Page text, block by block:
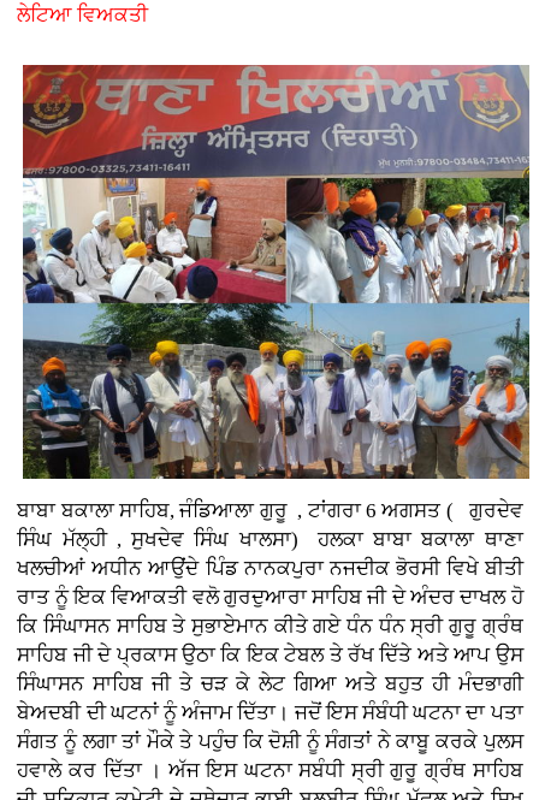
ਲੇਟਿਆ ਵਿਅਕਤੀ
ਬਾਬਾ ਬਕਾਲਾ ਸਾਹਿਬ, ਜੰਡਿਆਲਾ ਗੁਰੂ , ਟਾਂਗਰਾ 6 ਅਗਸਤ ( ਗੁਰਦੇਵ
ਸਿੰਘ ਮੱਲ੍ਹੀ , ਸੁਖਦੇਵ ਸਿੰਘ ਖਾਲਸਾ)
ਹਲਕਾ ਬਾਬਾ ਬਕਾਲਾ ਥਾਣਾ
ਖਲਚੀਆਂ ਅਧੀਨ ਆਉਂਦੇ ਪਿੰਡ ਨਾਨਕਪੁਰਾ ਨਜਦੀਕ ਭੋਰਸੀ ਵਿਖੇ ਬੀਤੀ
ਰਾਤ ਨੂੰ ਇਕ ਵਿਆਕਤੀ ਵਲੋ ਗੁਰਦੁਆਰਾ ਸਾਹਿਬ ਜੀ ਦੇ ਅੰਦਰ ਦਾਖਲ ਹੋ
ਕਿ ਸਿੰਘਾਸਨ ਸਾਹਿਬ ਤੇ ਸੁਭਾਏਮਾਨ ਕੀਤੇ ਗਏ ਧੰਨ ਧੰਨ ਸ੍ਰੀ ਗੁਰੂ ਗ੍ਰੰਥ
ਸਾਹਿਬ ਜੀ ਦੇ ਪ੍ਰਕਾਸ ਉਠਾ ਕਿ ਇਕ ਟੇਬਲ ਤੇ ਰੱਖ ਦਿੱਤੇ ਅਤੇ ਆਪ ਉਸ
ਸਿੰਘਾਸਨ ਸਾਹਿਬ ਜੀ ਤੇ ਚੜ ਕੇ ਲੇਟ ਗਿਆ ਅਤੇ ਬਹੁਤ ਹੀ ਮੰਦਭਾਗੀ
ਬੇਅਦਬੀ ਦੀ ਘਟਨਾਂ ਨੂੰ ਅੰਜਾਮ ਦਿੱਤਾ। ਜਦੋਂ ਇਸ ਸੰਬੰਧੀ ਘਟਨਾ ਦਾ ਪਤਾ
ਸੰਗਤ ਨੂੰ ਲਗਾ ਤਾਂ ਮੌਕੇ ਤੇ ਪਹੁੰਚ ਕਿ ਦੋਸ਼ੀ ਨੂੰ ਸੰਗਤਾਂ ਨੇ ਕਾਬੂ ਕਰਕੇ ਪੁਲਸ
ਹਵਾਲੇ ਕਰ ਦਿੱਤਾ । ਅੱਜ ਇਸ ਘਟਨਾ ਸਬੰਧੀ ਸ੍ਰੀ ਗੁਰੂ ਗ੍ਰੰਥ ਸਾਹਿਬ